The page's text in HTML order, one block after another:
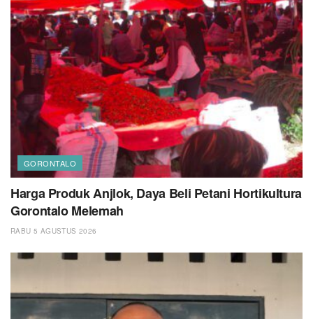
GORONTALO
Harga Produk Anjlok, Daya Beli Petani Hortikultura
Gorontalo Melemah
RABU 5 AGUSTUS 2026